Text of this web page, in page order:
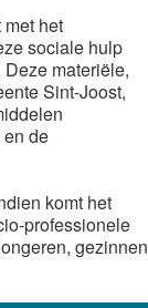
het
sociale hulp
materiële,
Sint-Joost,
de
komt het
professionele
gezinnen